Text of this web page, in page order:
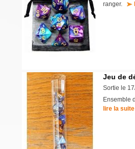
ranger.
Jeu de
Sortie le
Ensemble
lire la suite